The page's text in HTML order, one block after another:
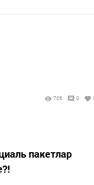
705 0
пакетлар